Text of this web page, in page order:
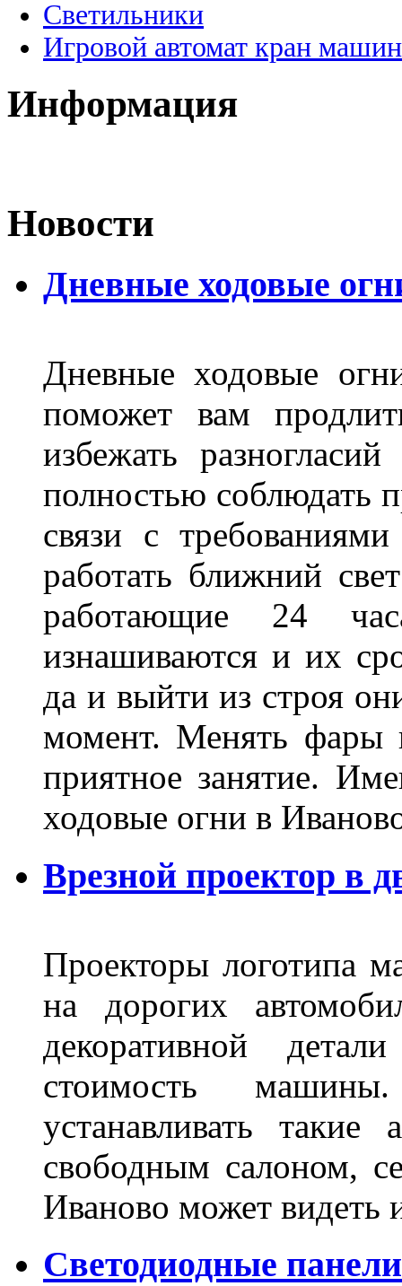
Светильники
Игровой автомат кран
Информация
Новости
Дневные ходовые
Дневные ходовые
поможет вам
избежать
полностью соблюдать
связи с
работать ближний
работающие 24
изнашиваются и их
да и выйти из строя
момент. Менять
приятное занятие.
ходовые огни в
Врезной проектор в
Проекторы логотипа
на дорогих
декоративной
стоимость
устанавливать
свободным салоном,
Иваново может
Светодиодные